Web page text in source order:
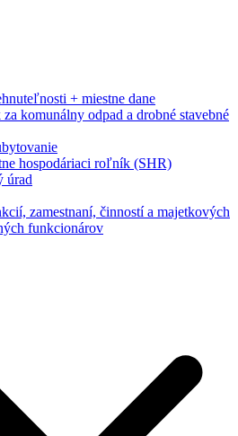
+ miestne dane
komunálny odpad a drobné stavebné
hospodáriaci roľník (SHR)
úrad
zamestnaní, činností a majetkových
funkcionárov